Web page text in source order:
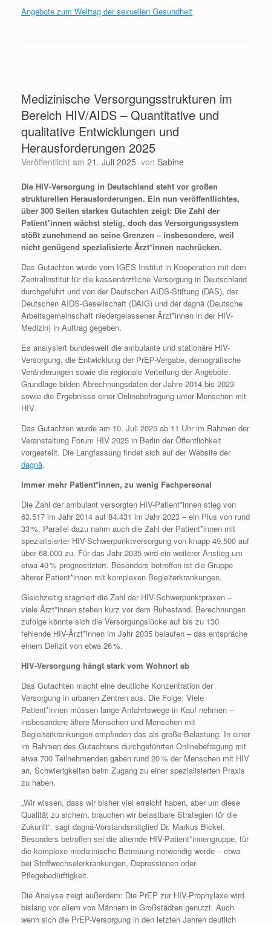
Angebote zum Welttag der sexuellen Gesundheit
Medizinische Versorgungsstrukturen im
Bereich HIV/AIDS – Quantitative und
qualitative Entwicklungen und
Herausforderungen 2025
Veröffentlicht am 21. Juli 2025 von Sabine
Die HIV-Versorgung in Deutschland steht vor großen
strukturellen Herausforderungen. Ein nun veröffentlichtes,
über 300 Seiten starkes Gutachten zeigt: Die Zahl der
Patient*innen wächst stetig, doch das Versorgungssystem
stößt zunehmend an seine Grenzen – insbesondere, weil
nicht genügend spezialisierte Ärzt*innen nachrücken.
Das Gutachten wurde vom IGES Institut in Kooperation mit dem
Zentralinstitut für die kassenärztliche Versorgung in Deutschland
durchgeführt und von der Deutschen AIDS-Stiftung (DAS), der
Deutschen AIDS-Gesellschaft (DAIG) und der dagnä (Deutsche
Arbeitsgemeinschaft niedergelassener Ärzt*innen in der HIV-
Medizin) in Auftrag gegeben.
Es analysiert bundesweit die ambulante und stationäre HIV-
Versorgung, die Entwicklung der PrEP-Vergabe, demografische
Veränderungen sowie die regionale Verteilung der Angebote.
Grundlage bilden Abrechnungsdaten der Jahre 2014 bis 2023
sowie die Ergebnisse einer Onlinebefragung unter Menschen mit
HIV.
Das Gutachten wurde am 10. Juli 2025 ab 11 Uhr im Rahmen der
Veranstaltung Forum HIV 2025 in Berlin der Öffentlichkeit
vorgestellt. Die Langfassung findet sich auf der Website der
dagnä.
Immer mehr Patient*innen, zu wenig Fachpersonal
Die Zahl der ambulant versorgten HIV-Patient*innen stieg von
63.517 im Jahr 2014 auf 84.431 im Jahr 2023 – ein Plus von rund
33 %. Parallel dazu nahm auch die Zahl der Patient*innen mit
spezialisierter HIV-Schwerpunktversorgung von knapp 49.500 auf
über 68.000 zu. Für das Jahr 2035 wird ein weiterer Anstieg um
etwa 40 % prognostiziert. Besonders betroffen ist die Gruppe
älterer Patient*innen mit komplexen Begleiterkrankungen.
Gleichzeitig stagniert die Zahl der HIV-Schwerpunktpraxen –
viele Ärzt*innen stehen kurz vor dem Ruhestand. Berechnungen
zufolge könnte sich die Versorgungslücke auf bis zu 130
fehlende HIV-Ärzt*innen im Jahr 2035 belaufen – das entspräche
einem Defizit von etwa 26 %.
HIV-Versorgung hängt stark vom Wohnort ab
Das Gutachten macht eine deutliche Konzentration der
Versorgung in urbanen Zentren aus. Die Folge: Viele
Patient*innen müssen lange Anfahrtswege in Kauf nehmen –
insbesondere ältere Menschen und Menschen mit
Begleiterkrankungen empfinden das als große Belastung. In einer
im Rahmen des Gutachtens durchgeführten Onlinebefragung mit
etwa 700 Teilnehmenden gaben rund 20 % der Menschen mit HIV
an, Schwierigkeiten beim Zugang zu einer spezialisierten Praxis
zu haben.
„Wir wissen, dass wir bisher viel erreicht haben, aber um diese
Qualität zu sichern, brauchen wir belastbare Strategien für die
Zukunft“, sagt dagnä-Vorstandsmitglied Dr. Markus Bickel.
Besonders betroffen sei die alternde HIV-Patient*innengruppe, für
die komplexe medizinische Betreuung notwendig werde – etwa
bei Stoffwechselerkrankungen, Depressionen oder
Pflegebedürftigkeit.
Die Analyse zeigt außerdem: Die PrEP zur HIV-Prophylaxe wird
bislang vor allem von Männern in Großstädten genutzt. Auch
wenn sich die PrEP-Versorgung in den letzten Jahren deutlich